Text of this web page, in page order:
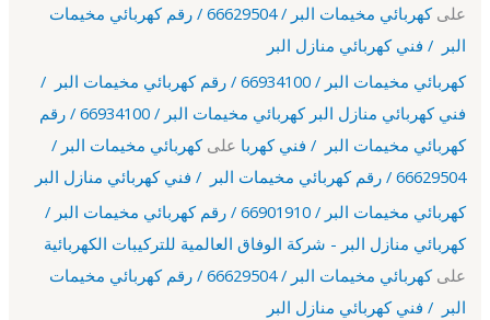
على
كهربائي مخيمات البر / 66629504 / رقم كهربائي مخيمات
البر / فني كهربائي منازل البر
كهربائي مخيمات البر / 66934100 / رقم كهربائي مخيمات البر /
فني كهربائي منازل البر كهربائي مخيمات البر / 66934100 / رقم
كهربائي مخيمات البر / فني كهربا علىكهربائي مخيمات البر /
66629504 / رقم كهربائي مخيمات البر / فني كهربائي منازل البر
كهربائي مخيمات البر / 66901910 / رقم كهربائي مخيمات البر /
كهربائي منازل البر - شركة الوفاق العالمية للتركيبات الكهربائية
على
كهربائي مخيمات البر / 66629504 / رقم كهربائي مخيمات
البر / فني كهربائي منازل البر